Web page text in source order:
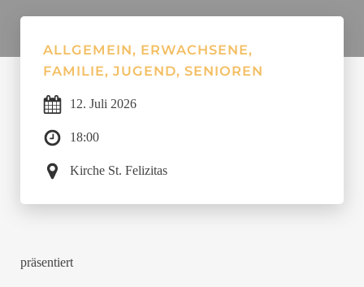
ALLGEMEIN, ERWACHSENE,
FAMILIE, JUGEND, SENIOREN
12. Juli 2026
18:00
Kirche St. Felizitas
präsentiert